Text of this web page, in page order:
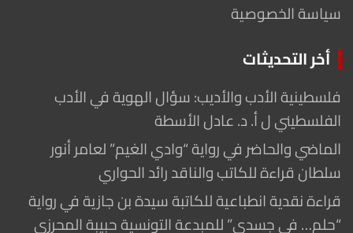
سياسة الخصوصية
أخر التحديثات
فلسطينية الأدب والأديب: سؤال الهوية في الأدب
الفلسطيني ل أ. د. عادل الأسطة
الماضي والحاضر في رواية “وادي الغيم” لعامر أنور
سلطان قراءة للكاتب والناقد رائد الحواري
قراءة نقدية انطباعية للكاتبة سيدة بن جازية في رواية
“حلم… في جسدي” للمبدعة التونسية حبيبة المحرزي